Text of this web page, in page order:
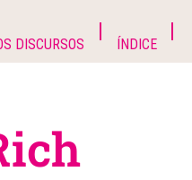
DISCURSOS ÍNDICE